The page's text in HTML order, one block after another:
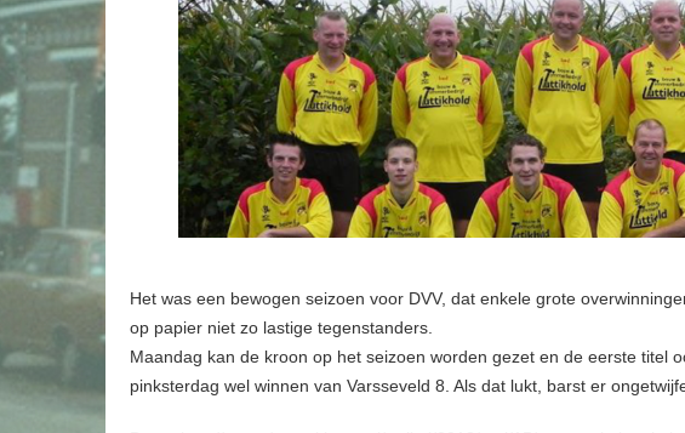
Het was een bewogen seizoen voor DVV, dat enkele grote
op papier niet zo lastige tegenstanders.
Maandag kan de kroon op het seizoen worden gezet en de eerste titel
pinksterdag wel winnen van Varsseveld 8. Als dat lukt, barst er